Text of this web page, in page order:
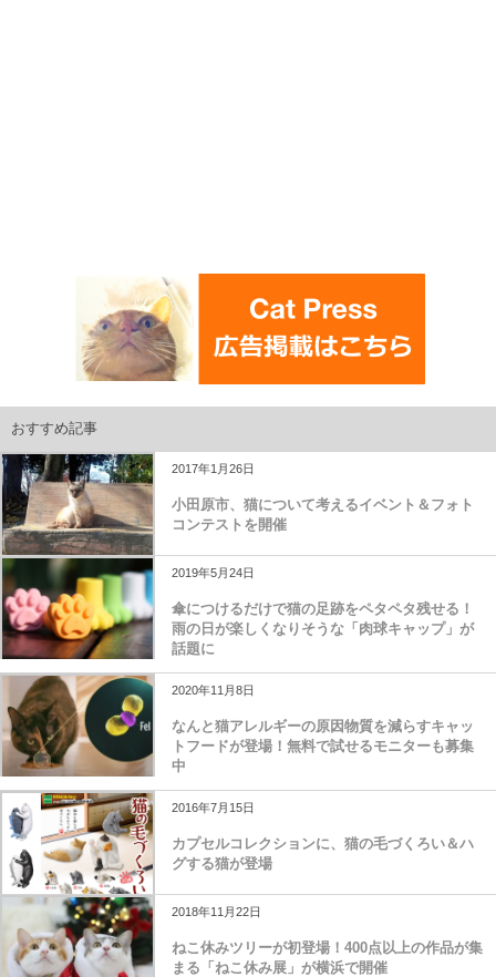
おすすめ記事
2017年1月26日
小田原市、猫について考えるイベント＆フォト
コンテストを開催
2019年5月24日
傘につけるだけで猫の足跡をペタペタ残せる！
雨の日が楽しくなりそうな「肉球キャップ」が
話題に
2020年11月8日
なんと猫アレルギーの原因物質を減らすキャッ
トフードが登場！無料で試せるモニターも募集
中
2016年7月15日
カプセルコレクションに、猫の毛づくろい＆ハ
グする猫が登場
2018年11月22日
ねこ休みツリーが初登場！400点以上の作品が集
まる「ねこ休み展」が横浜で開催